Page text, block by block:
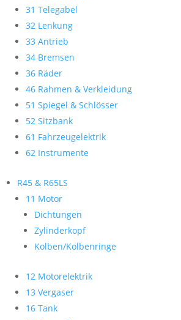
31 Telegabel
32 Lenkung
33 Antrieb
34 Bremsen
36 Räder
46 Rahmen & Verkleidung
51 Spiegel & Schlösser
52 Sitzbank
61 Fahrzeugelektrik
62 Instrumente
R45 & R65LS
11 Motor
Dichtungen
Zylinderkopf
Kolben/Kolbenringe
12 Motorelektrik
13 Vergaser
16 Tank